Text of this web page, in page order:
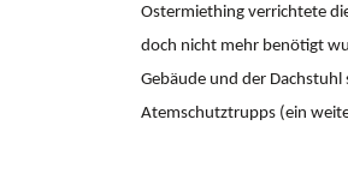
Ostermiething verrichtete
doch nicht mehr benötigt
Gebäude und der
Atemschutztrupps (ein